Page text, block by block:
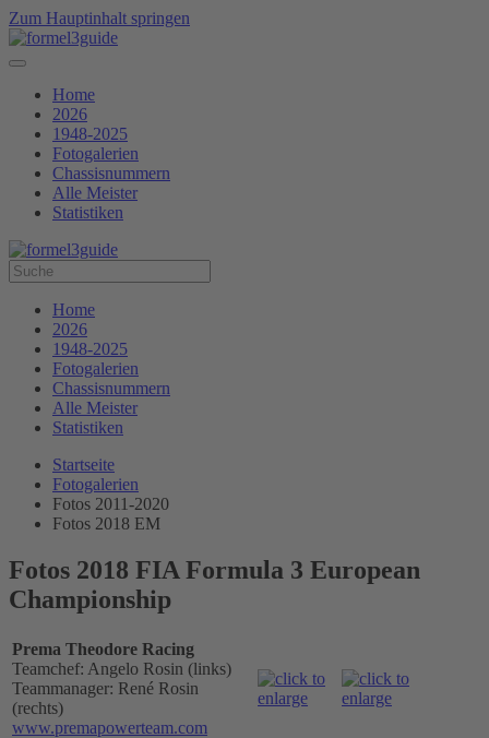
Zum Hauptinhalt springen
Home
2026
1948-2025
Fotogalerien
Chassisnummern
Alle Meister
Statistiken
Home
2026
1948-2025
Fotogalerien
Chassisnummern
Alle Meister
Statistiken
Startseite
Fotogalerien
Fotos 2011-2020
Fotos 2018 EM
Fotos 2018 FIA Formula 3 European
Championship
Prema Theodore Racing
Teamchef: Angelo Rosin (links)
Teammanager: René Rosin
(rechts)
www.premapowerteam.com